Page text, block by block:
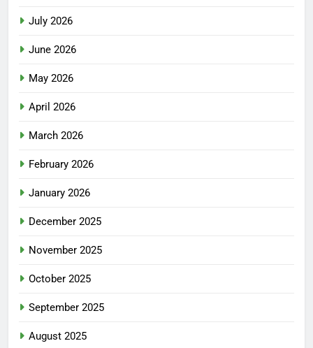
July 2026
June 2026
May 2026
April 2026
March 2026
February 2026
January 2026
December 2025
November 2025
October 2025
September 2025
August 2025